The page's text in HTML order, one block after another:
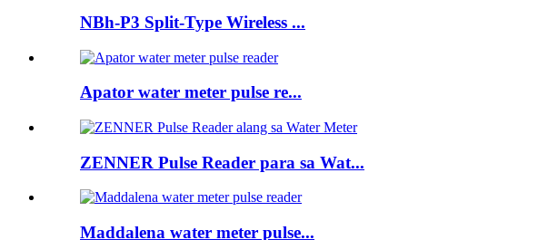
NBh-P3 Split-Type Wireless ...
Apator water meter pulse re...
ZENNER Pulse Reader para sa Wat...
Maddalena water meter pulse...